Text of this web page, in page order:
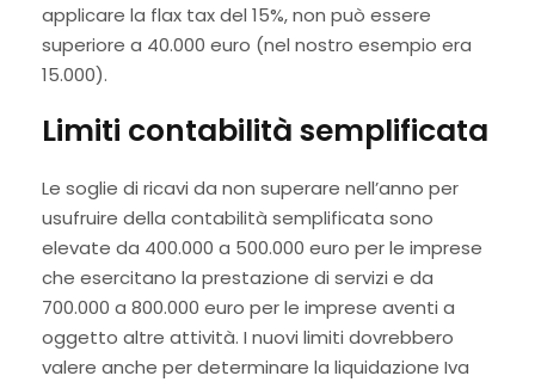
applicare la flax tax del 15%, non può essere
superiore a 40.000 euro (nel nostro esempio era
15.000).
Limiti contabilità semplificata
Le soglie di ricavi da non superare nell’anno per
usufruire della contabilità semplificata sono
elevate da 400.000 a 500.000 euro per le imprese
che esercitano la prestazione di servizi e da
700.000 a 800.000 euro per le imprese aventi a
oggetto altre attività. I nuovi limiti dovrebbero
valere anche per determinare la liquidazione Iva